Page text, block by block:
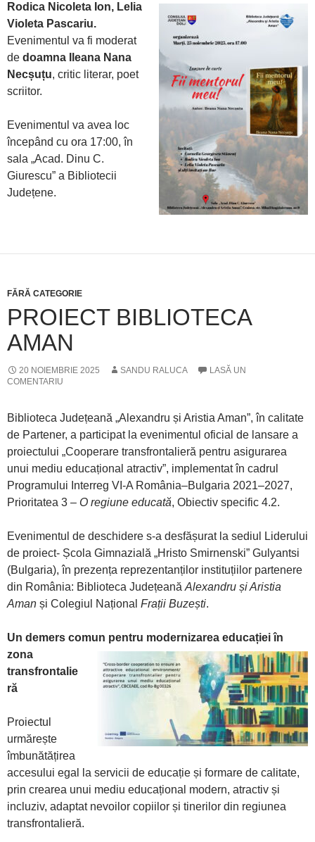
Rodica Nicoleta Ion, Lelia
Violeta Pascariu.
Evenimentul va fi moderat
de doamna Ileana Nana
Necșuțu, critic literar, poet
scriitor.
Evenimentul va avea loc
începând cu ora 17:00, în
sala „Acad. Dinu C.
Giurescu” a Bibliotecii
Județene.
FĂRĂ CATEGORIE
PROIECT BIBLIOTECA
AMAN
20 NOIEMBRIE 2025 SANDU RALUCA
LASĂ UN
COMENTARIU
Biblioteca Județeană „Alexandru și Aristia Aman”, în calitate
de Partener, a participat la evenimentul oficial de lansare a
proiectului „Cooperare transfrontalieră pentru asigurarea
unui mediu educațional atractiv”, implementat în cadrul
Programului Interreg VI-A România–Bulgaria 2021–2027,
Prioritatea 3 – O regiune educată, Obiectiv specific 4.2.
Evenimentul de deschidere s-a desfășurat la sediul Liderului
de proiect- Școla Gimnazială „Hristo Smirnenski” Gulyantsi
(Bulgaria), în prezența reprezentanților instituțiilor partenere
din România: Biblioteca Județeană Alexandru și Aristia
Aman și Colegiul Național Frații Buzești.
Un demers comun pentru modernizarea educației în
zona
transfrontalie
ră
Proiectul
urmărește
îmbunătățirea
accesului egal la servicii de educație și formare de calitate,
prin crearea unui mediu educațional modern, atractiv și
incluziv, adaptat nevoilor copiilor și tinerilor din regiunea
transfrontalieră.